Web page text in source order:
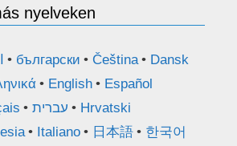
nyelveken
български Čeština
Dansk
English
Español
עברית
Hrvatski
Italiano 日本語
한국어